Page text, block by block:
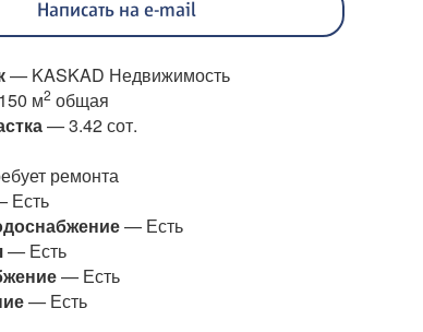
Написать на e-mail
— KASKAD Недвижимость
м2 общая
— 3.42 сот.
ремонта
Есть
— Есть
— Есть
— Есть
— Есть